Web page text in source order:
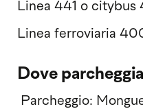
Linea 441 o citybus
Linea ferroviaria
Dove
Parcheggio: